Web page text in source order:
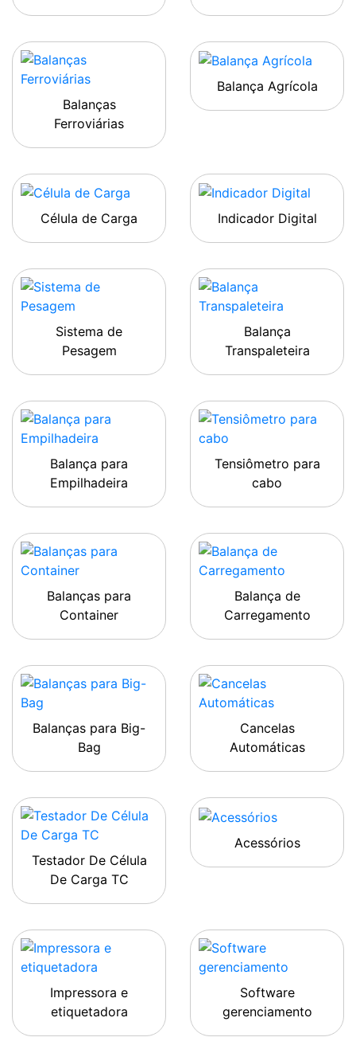
Balanças
Ferroviárias
Balança Agrícola
Célula de Carga Indicador Digital
Sistema de
Pesagem
Balança
Transpaleteira
Balança para
Empilhadeira
Tensiômetro para
cabo
Balanças para
Container
Balança de
Carregamento
Balanças para Big-
Bag
Cancelas
Automáticas
Testador De Célula
De Carga TC
Acessórios
Impressora e
etiquetadora
Software
gerenciamento